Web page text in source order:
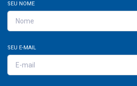
SEU NOME
SEU E-MAIL